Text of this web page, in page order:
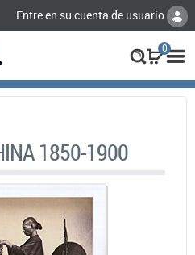
Entre en su cuenta de usuario
0
1850-1900